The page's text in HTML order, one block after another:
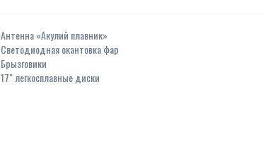
Антенна «Акулий плавник»
Светодиодная окантовка фар
Брызговики
17" легкосплавные диски